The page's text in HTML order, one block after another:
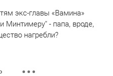
экс-главы «Вамина»
Минтимеру" - папа, вроде,
нагребли?